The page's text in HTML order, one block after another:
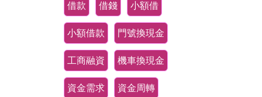
借款 借錢 小額借
小額借款 門號換現金
工商融資 機車換現金
資金需求 資金周轉